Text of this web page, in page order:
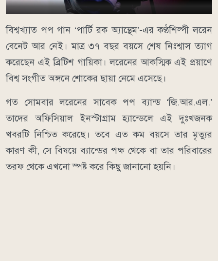
বিশ্বখ্যাত পপ গান ‘পার্টি রক অ্যান্থেম’-এর কণ্ঠশিল্পী লরেন
বেনেট আর নেই। মাত্র ৩৭ বছর বয়সে শেষ নিঃশ্বাস ত্যাগ
করেছেন এই ব্রিটিশ গায়িকা। লরেনের আকস্মিক এই প্রয়াণে
বিশ্ব সংগীত অঙ্গনে শোকের ছায়া নেমে এসেছে।
গত সোমবার লরেনের সাবেক পপ ব্যান্ড ‘জি.আর.এল.’
তাদের অফিসিয়াল ইনস্টাগ্রাম হ্যান্ডেলে এই দুঃখজনক
খবরটি নিশ্চিত করেছে। তবে এত কম বয়সে তার মৃত্যুর
কারণ কী, সে বিষয়ে ব্যান্ডের পক্ষ থেকে বা তার পরিবারের
তরফ থেকে এখনো স্পষ্ট করে কিছু জানানো হয়নি।